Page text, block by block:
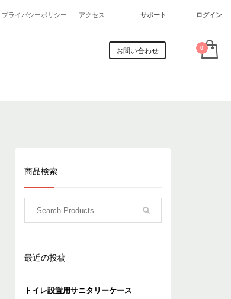
営業時間
土曜と日曜祝日はご注文の受付のみとなっ
プライバシーポリシー アクセス サポート ログイン
お問い合わせ
商品検索
最近の投稿
トイレ設置用サニタリーケース